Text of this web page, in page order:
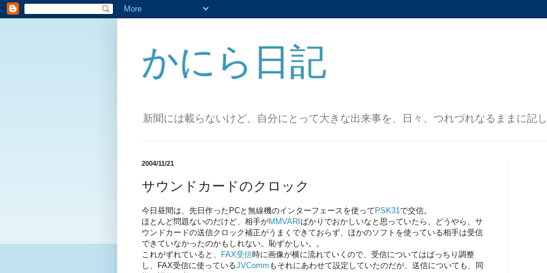
かにら日記
新聞には載らないけど、自分にとって大きな出来事を、日々、つれづれなるままに記
2004/11/21
サウンドカードのクロック
今日昼間は、先日作ったPCと無線機のインターフェースを使って PSK31で交信。
ほとんど問題ないのだけど、相手がMMVARI ばかりでおかしいなと思っていたら、どうやら、サ
ウンドカードの送信クロック補正がうまくできておらず、ほかのソフトを使っている相手は受信
できていなかったのかもしれない。恥ずかしい。。
これがずれていると、
FAX受信時に画像が横に流れていくので、受信についてはばっちり調整
し、FAX受信に使っているJVComm もそれにあわせて設定していたのだが、送信についても、同